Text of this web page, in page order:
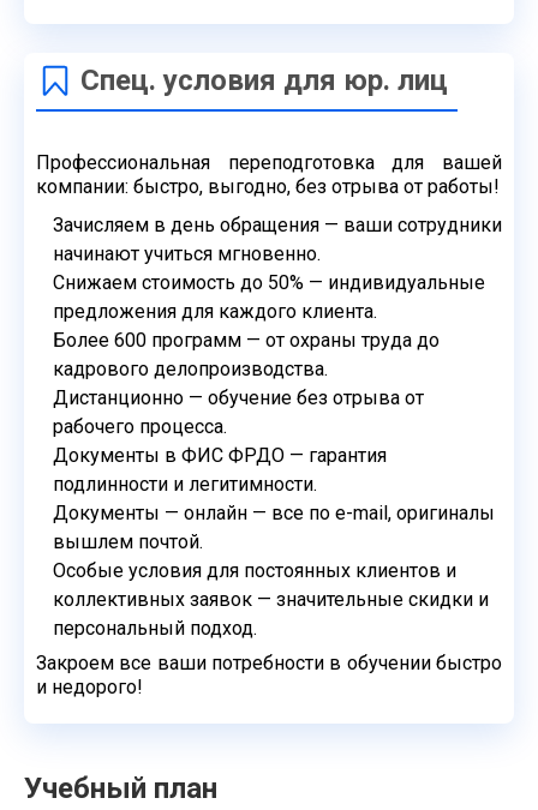
Спец. условия для юр. лиц
Профессиональная переподготовка для вашей
компании: быстро, выгодно, без отрыва от работы!
Зачисляем в день обращения — ваши сотрудники
начинают учиться мгновенно.
Снижаем стоимость до 50% — индивидуальные
предложения для каждого клиента.
Более 600 программ — от охраны труда до
кадрового делопроизводства.
Дистанционно — обучение без отрыва от
рабочего процесса.
Документы в ФИС ФРДО — гарантия
подлинности и легитимности.
Документы — онлайн — все по e-mail, оригиналы
вышлем почтой.
Особые условия для постоянных клиентов и
коллективных заявок — значительные скидки и
персональный подход.
Закроем все ваши потребности в обучении быстро
и недорого!
Учебный план